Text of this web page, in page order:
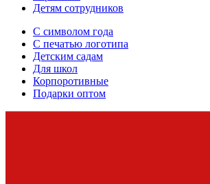
Детям сотрудников
С символом года
С печатью логотипа
Детским садам
Для школ
Корпоротивные
Подарки оптом